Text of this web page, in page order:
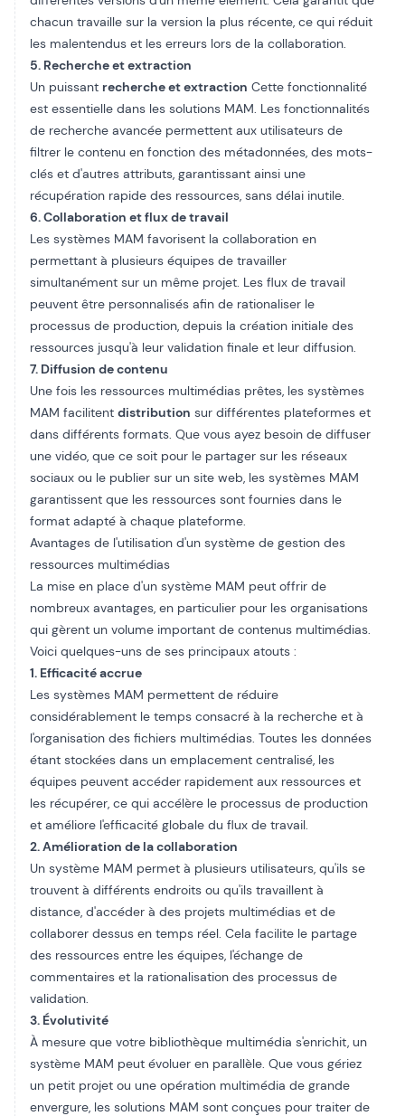
chacun travaille sur la version la plus récente, ce qui réduit
les malentendus et les erreurs lors de la collaboration.
5. Recherche et extraction
Un puissant recherche et extraction Cette fonctionnalité
est essentielle dans les solutions MAM. Les fonctionnalités
de recherche avancée permettent aux utilisateurs de
filtrer le contenu en fonction des métadonnées, des mots-
clés et d'autres attributs, garantissant ainsi une
récupération rapide des ressources, sans délai inutile.
6. Collaboration et flux de travail
Les systèmes MAM favorisent la collaboration en
permettant à plusieurs équipes de travailler
simultanément sur un même projet. Les flux de travail
peuvent être personnalisés afin de rationaliser le
processus de production, depuis la création initiale des
ressources jusqu'à leur validation finale et leur diffusion.
7. Diffusion de contenu
Une fois les ressources multimédias prêtes, les systèmes
MAM facilitent distribution sur différentes plateformes et
dans différents formats. Que vous ayez besoin de diffuser
une vidéo, que ce soit pour le partager sur les réseaux
sociaux ou le publier sur un site web, les systèmes MAM
garantissent que les ressources sont fournies dans le
format adapté à chaque plateforme.
Avantages de l'utilisation d'un système de gestion des
ressources multimédias
La mise en place d'un système MAM peut offrir de
nombreux avantages, en particulier pour les organisations
qui gèrent un volume important de contenus multimédias.
Voici quelques-uns de ses principaux atouts :
1. Efficacité accrue
Les systèmes MAM permettent de réduire
considérablement le temps consacré à la recherche et à
l'organisation des fichiers multimédias. Toutes les données
étant stockées dans un emplacement centralisé, les
équipes peuvent accéder rapidement aux ressources et
les récupérer, ce qui accélère le processus de production
et améliore l'efficacité globale du flux de travail.
2. Amélioration de la collaboration
Un système MAM permet à plusieurs utilisateurs, qu'ils se
trouvent à différents endroits ou qu'ils travaillent à
distance, d'accéder à des projets multimédias et de
collaborer dessus en temps réel. Cela facilite le partage
des ressources entre les équipes, l'échange de
commentaires et la rationalisation des processus de
validation.
3. Évolutivité
À mesure que votre bibliothèque multimédia s'enrichit, un
système MAM peut évoluer en parallèle. Que vous gériez
un petit projet ou une opération multimédia de grande
envergure, les solutions MAM sont conçues pour traiter de